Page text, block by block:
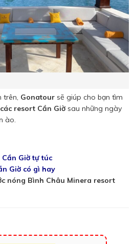
trên, Gonatour sẽ giúp cho bạn tìm
các resort Cần Giờ sau những ngày
ào.
Giờ tự túc
Giờ có gì hay
nóng Bình Châu Minera resort